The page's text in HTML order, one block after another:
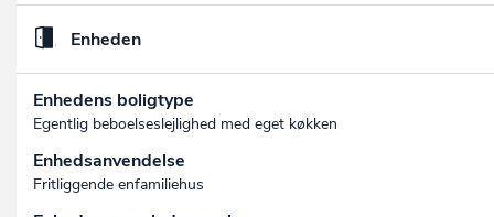
Enheden
Enhedens boligtype
Egentlig beboelseslejlighed med eget køkken
Enhedsanvendelse
Fritliggende enfamiliehus